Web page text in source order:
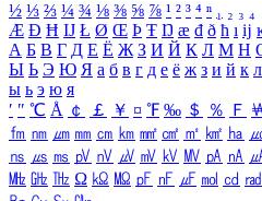
½ ⅓ ⅔ ¼ ¾ ⅛ ⅜ ⅝ ⅞ ¹ ² ³ ⁴ ⁿ ₁ ₂ ₃ ₄
Æ Ð Ħ Ĳ Ł Ø Œ Þ Ŧ Ŋ æ đ ð ħ ı ĳ
А Б В Г Д Е Ё Ж З И Й К Л М Н
Ы Ь Э Ю Я а б в г д е ё ж з и й к л
ы ь э ю я
′ ″ ℃ Å ￠ ￡ ￥ ¤ ℉ ‰ ＄ ％ Ｆ
㎙ ㎚ ㎛ ㎜ ㎝ ㎞ ㎟ ㎠ ㎡ ㎢ ㏊
㎱ ㎲ ㎳ ㎴ ㎵ ㎶ ㎷ ㎸ ㎹ ㎀ ㎁
㎒ ㎓ ㎔ Ω ㏀ ㏁ ㎊ ㎋ ㎌ ㏖ ㏅ ㎭